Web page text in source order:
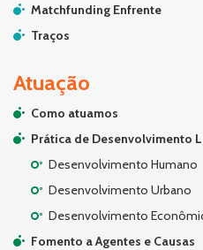
Matchfunding Enfrente
Traços
Atuação
Como atuamos
Prática de Desenvolvimento
Desenvolvimento Humano
Desenvolvimento Urbano
Desenvolvimento
Fomento a Agentes e Causas